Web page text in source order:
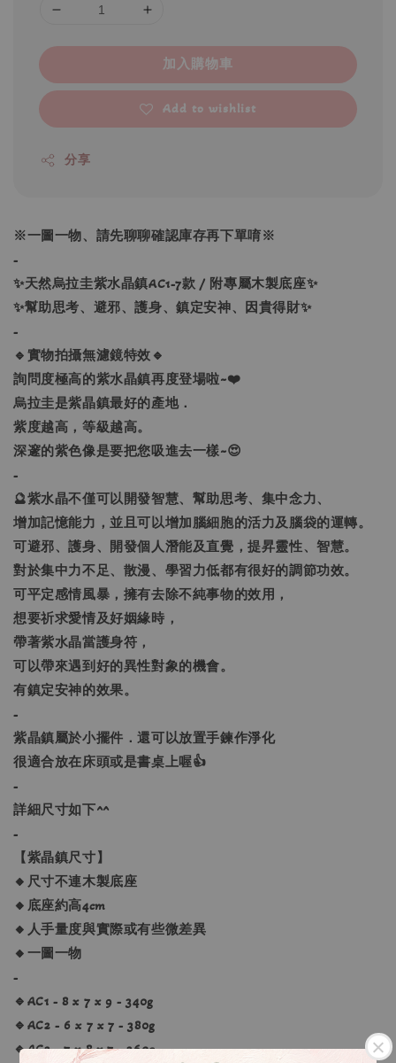
加入購物車
Add to wishlist
分享
※一圖一物、請先聊聊確認庫存再下單唷※
-
✨天然烏拉圭紫水晶鎮AC1-7款 / 附專屬木製底座✨
✨幫助思考、避邪、護身、鎮定安神、因貴得財✨
-
🔹實物拍攝無濾鏡特效🔹
詢問度極高的紫水晶鎮再度登場啦~❤️
烏拉圭是紫晶鎮最好的產地．
紫度越高，等級越高。
深邃的紫色像是要把您吸進去一樣~😍
-
🔮紫水晶不僅可以開發智慧、幫助思考、集中念力、
增加記憶能力，並且可以增加腦細胞的活力及腦袋的運轉。
可避邪、護身、開發個人潛能及直覺，提昇靈性、智慧。
對於集中力不足、散漫、學習力低都有很好的調節功效。
可平定感情風暴，擁有去除不純事物的效用，
想要祈求愛情及好姻緣時，
帶著紫水晶當護身符，
可以帶來遇到好的異性對象的機會。
有鎮定安神的效果。
-
紫晶鎮屬於小擺件．還可以放置手鍊作淨化
很適合放在床頭或是書桌上喔👍
-
詳細尺寸如下^^
-
【紫晶鎮尺寸】
🔸尺寸不連木製底座
🔸底座約高4cm
🔸人手量度與實際或有些微差異
🔸一圖一物
-
🔹AC1 - 8 x 7 x 9 - 340g
🔹AC2 - 6 x 7 x 7 - 380g
🔹AC3 - 7 x 8 x 7 - 360g